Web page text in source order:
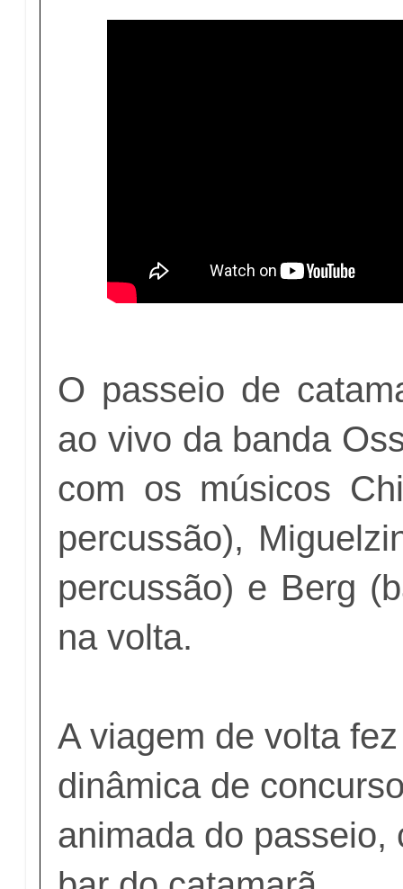
O passeio de
ao vivo da banda
com os músicos
percussão),
percussão) e Berg
na volta.
A viagem de volta
dinâmica de
animada do passeio,